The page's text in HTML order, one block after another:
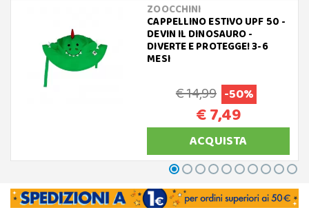
ZOOCCHINI
CAPPELLINO ESTIVO UPF 50 -
DEVIN IL DINOSAURO -
DIVERTE E PROTEGGE! 3-6
MESI
€ 14,99 -50%
€ 7,49
ACQUISTA